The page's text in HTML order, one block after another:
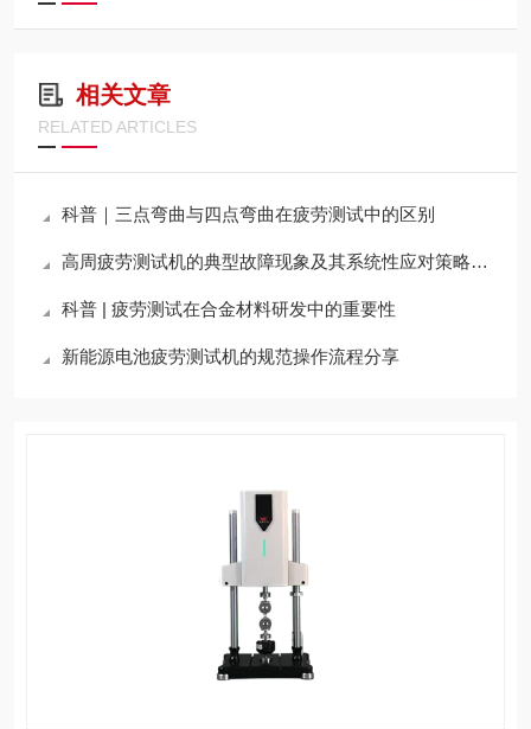
相关文章
RELATED ARTICLES
科普｜三点弯曲与四点弯曲在疲劳测试中的区别
高周疲劳测试机的典型故障现象及其系统性应对策略分享
科普 | 疲劳测试在合金材料研发中的重要性
新能源电池疲劳测试机的规范操作流程分享